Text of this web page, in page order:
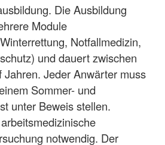
Die Ausbildung
Module
Notfallmedizin,
und dauert zwischen
Jahren. Jeder Anwärter muss
Sommer- und
unter Beweis stellen.
notwendig. Der